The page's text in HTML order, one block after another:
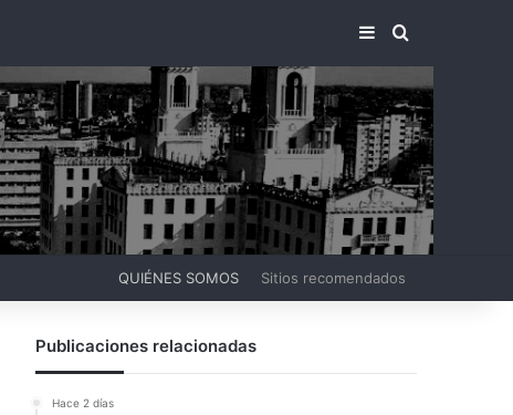
BARRA LATERAL
BUSCAR
QUIÉNES SOMOS Sitios recomendados
Publicaciones relacionadas
Hace 2 días